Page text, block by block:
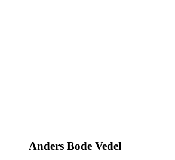
Anders Bode Vedel